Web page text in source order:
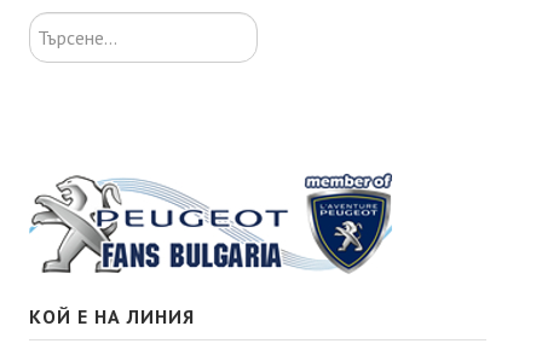
Търсене...
КОЙ Е НА ЛИНИЯ